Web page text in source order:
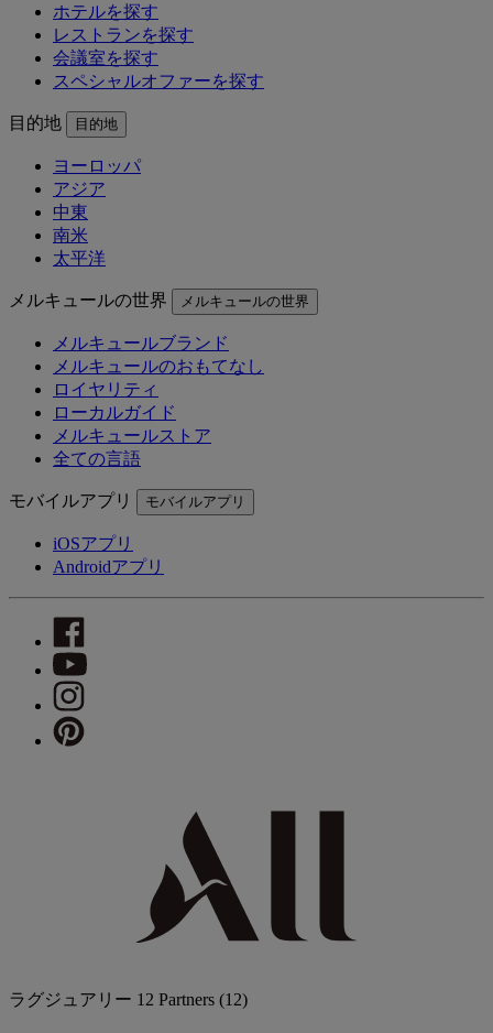
ホテルを探す
レストランを探す
会議室を探す
スペシャルオファーを探す
目的地 目的地
ヨーロッパ
アジア
中東
南米
太平洋
メルキュールの世界 メルキュールの世界
メルキュールブランド
メルキュールのおもてなし
ロイヤリティ
ローカルガイド
メルキュールストア
全ての言語
モバイルアプリ モバイルアプリ
iOSアプリ
Androidアプリ
ラグジュアリー 12 Partners (12)